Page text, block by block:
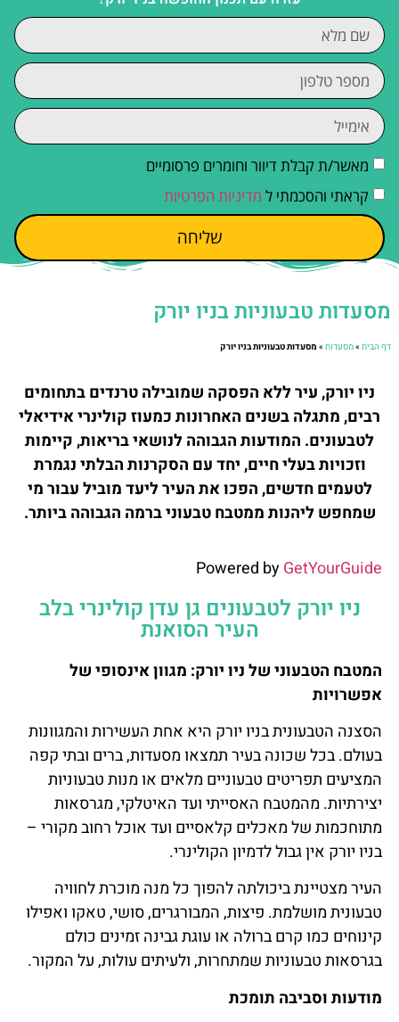
מאשר/ת קבלת דיוור וחומרים פרסומיים
קראתי והסכמתי ל מדיניות הפרטיות
שליחה
מסעדות טבעוניות בניו יורק
דף הבית»מסעדות» מסעדות טבעוניות בניו יורק
ניו יורק, עיר ללא הפסקה שמובילה טרנדים בתחומים
רבים, מתגלה בשנים האחרונות כמעוז קולינרי אידיאלי
לטבעונים. המודעות הגבוהה לנושאי בריאות, קיימות
וזכויות בעלי חיים, יחד עם הסקרנות הבלתי נגמרת
לטעמים חדשים, הפכו את העיר ליעד מוביל עבור מי
שמחפש ליהנות ממטבח טבעוני ברמה הגבוהה ביותר.
Powered byGetYourGuide
ניו יורק לטבעונים גן עדן קולינרי בלב
העיר הסואנת
המטבח הטבעוני של ניו יורק: מגוון אינסופי של
אפשרויות
הסצנה הטבעונית בניו יורק היא אחת העשירות והמגוונות
בעולם. בכל שכונה בעיר תמצאו מסעדות, ברים ובתי קפה
המציעים תפריטים טבעוניים מלאים או מנות טבעוניות
יצירתיות. מהמטבח האסייתי ועד האיטלקי, מגרסאות
מתוחכמות של מאכלים קלאסיים ועד אוכל רחוב מקורי –
בניו יורק אין גבול לדמיון הקולינרי.
העיר מצטיינת ביכולתה להפוך כל מנה מוכרת לחוויה
טבעונית מושלמת. פיצות, המבורגרים, סושי, טאקו ואפילו
קינוחים כמו קרם ברולה או עוגת גבינה זמינים כולם
בגרסאות טבעוניות שמתחרות, ולעיתים עולות, על המקור.
מודעות וסביבה תומכת